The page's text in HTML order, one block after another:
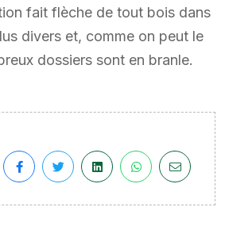
fait flèche de tout bois dans
divers et, comme on peut le
dossiers sont en branle.